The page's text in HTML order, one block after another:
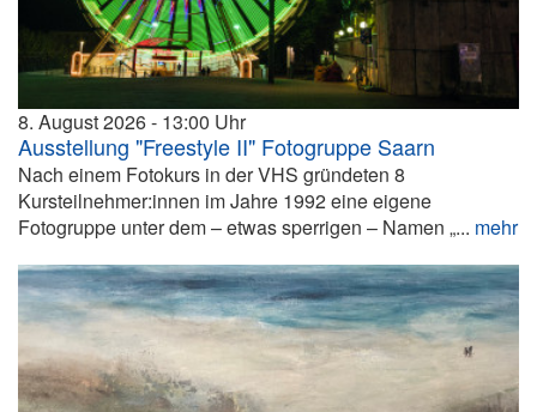
8. August 2026 13:00
Ausstellung "Freestyle II" Fotogruppe Saarn
Nach einem Fotokurs in der VHS gründeten 8
Kursteilnehmer:innen im Jahre 1992 eine eigene
Fotogruppe unter dem – etwas sperrigen – Namen „... mehr